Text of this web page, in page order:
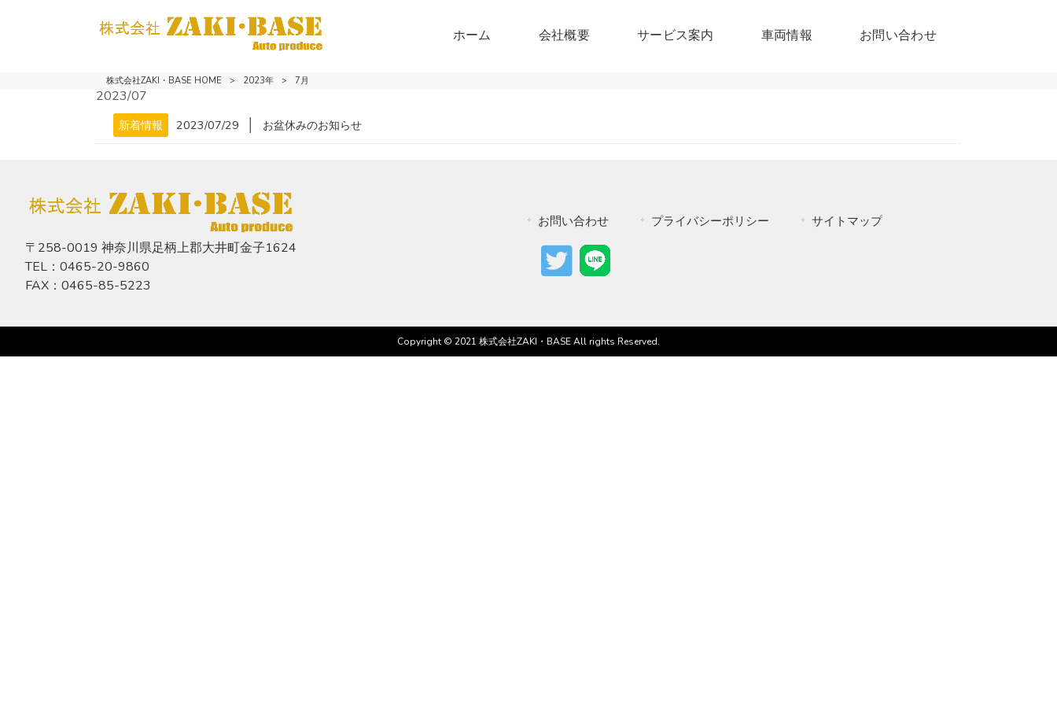
ホーム 会社概要 サービス案内 車両情報 お問い合わせ
株式会社ZAKI・BASE HOME > 2023年 > 7月
2023/07
新着情報 2023/07/29 お盆休みのお知らせ
〒258-0019 神奈川県足柄上郡大井町金子1624
TEL：0465-20-9860
FAX：0465-85-5223
お問い合わせ プライバシーポリシー サイトマップ
Copyright © 2021 株式会社ZAKI・BASE All rights Reserved.